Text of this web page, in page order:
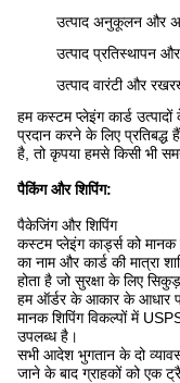
उत्पाद अनुकूलन और
उत्पाद प्रतिस्थापन
उत्पाद वारंटी और
हम कस्टम प्लेइंग कार्ड
प्रदान करने के लिए
है, तो कृपया हमसे किसी भी
पैकिंग और शिपिंग:
पैकेजिंग और शिपिंग
कस्टम प्लेइंग कार्ड्स को
का नाम और कार्ड की मात्रा
होता है जो सुरक्षा के लिए
हम ऑर्डर के आकार के आधार
मानक शिपिंग विकल्पों में
उपलब्ध है।
सभी आदेश भुगतान के दो
जाने के बाद ग्राहकों को एक